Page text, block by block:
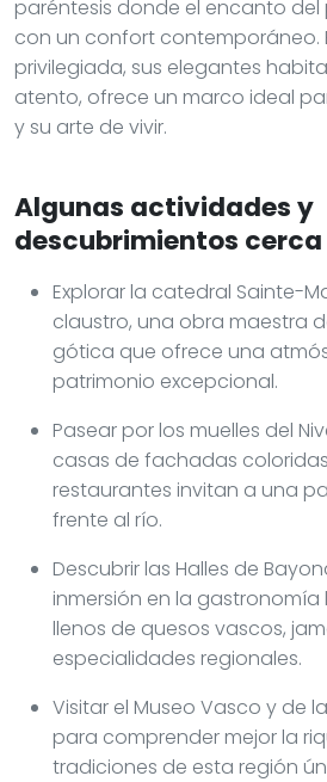
paréntesis donde el encanto
con un confort contemporáneo.
privilegiada, sus elegantes
atento, ofrece un marco ideal
y su arte de vivir.
Algunas actividades y
descubrimientos
Explorar la catedral Sainte-
claustro, una obra maestra
gótica que ofrece una
patrimonio excepcional.
Pasear por los muelles del
casas de fachadas
restaurantes invitan a una
frente al río.
Descubrir las Halles de
inmersión en la
llenos de quesos vascos,
especialidades regionales.
Visitar el Museo Vasco y de
para comprender mejor la
tradiciones de esta región